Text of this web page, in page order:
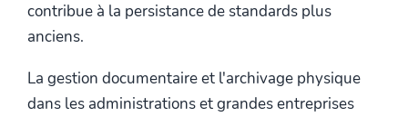
contribue à la persistance de standards plus
anciens.
La gestion documentaire et l'archivage physique
dans les administrations et grandes entreprises